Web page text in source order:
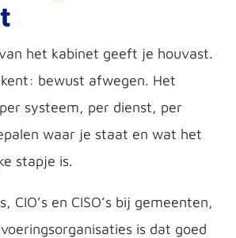
het kabinet geeft je houvast.
bewust afwegen. Het
systeem, per dienst, per
waar je staat en wat het
stapje is.
CIO’s en CISO’s bij gemeenten,
is dat goed